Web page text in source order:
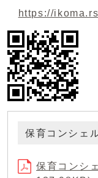
https://
保育コンシェ
保育コンシ